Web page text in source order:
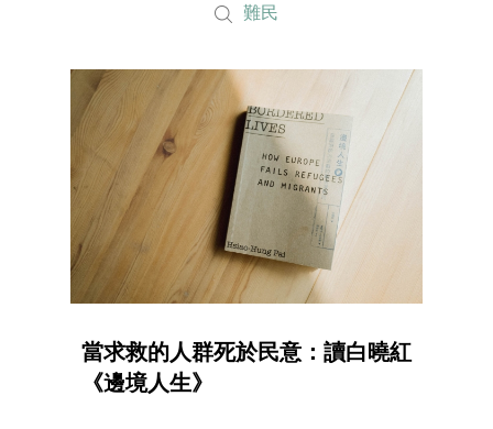
難民
當求救的人群死於民意：讀白曉紅
《邊境人生》